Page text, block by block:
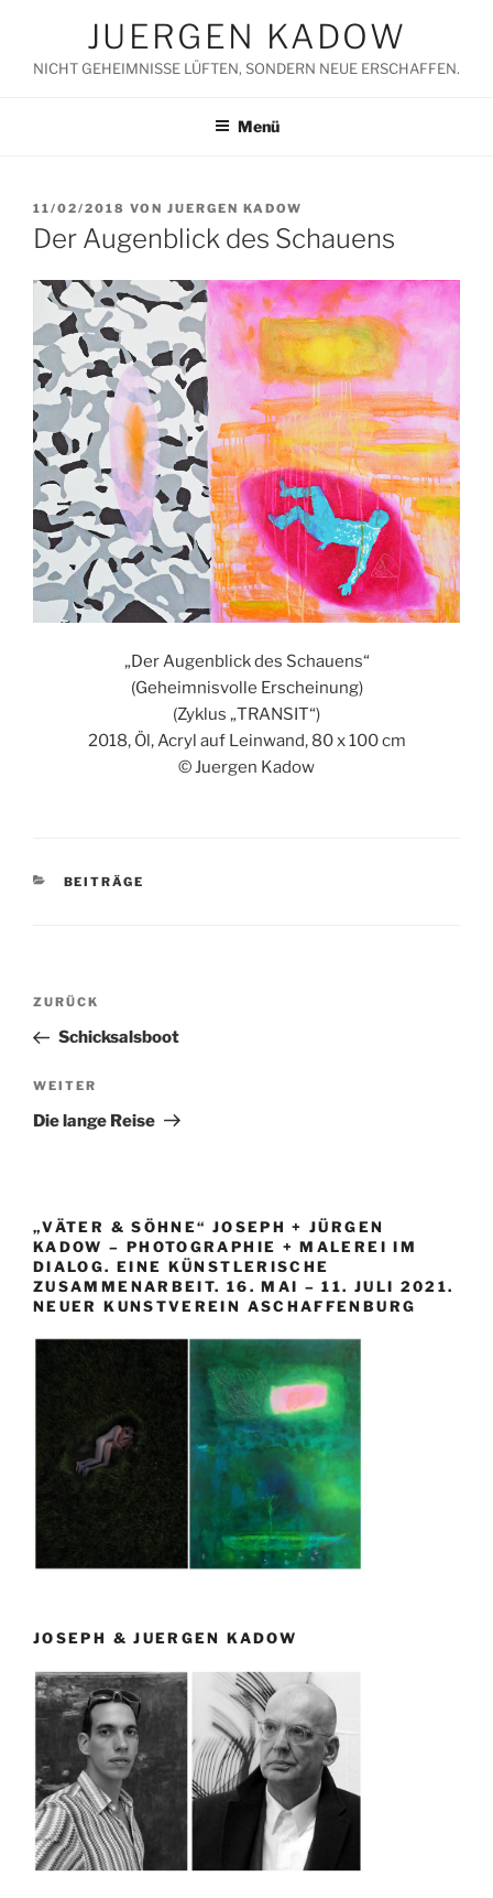
springen
JUERGEN KADOW
NICHT GEHEIMNISSE LÜFTEN, SONDERN NEUE ERSCHAFFEN.
Menü
VERÖFFENTLICHT
AM
11/02/2018 VON JUERGEN KADOW
Der Augenblick des Schauens
„Der Augenblick des Schauens“
(Geheimnisvolle Erscheinung)
(Zyklus „TRANSIT“)
2018, Öl, Acryl auf Leinwand, 80 x 100 cm
© Juergen Kadow
KATEGORIEN
BEITRÄGE
Beitragsnavigation
Vorheriger
Beitrag
ZURÜCK
Schicksalsboot
Nächster
Beitrag
WEITER
Die lange Reise
„VÄTER & SÖHNE“ JOSEPH + JÜRGEN
KADOW – PHOTOGRAPHIE + MALEREI IM
DIALOG. EINE KÜNSTLERISCHE
ZUSAMMENARBEIT. 16. MAI – 11. JULI 2021.
NEUER KUNSTVEREIN ASCHAFFENBURG
JOSEPH & JUERGEN KADOW